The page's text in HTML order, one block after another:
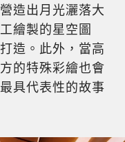
造出月光灑落大
繪製的星空圖
造。此外，當高
的特殊彩繪也會
具代表性的故事